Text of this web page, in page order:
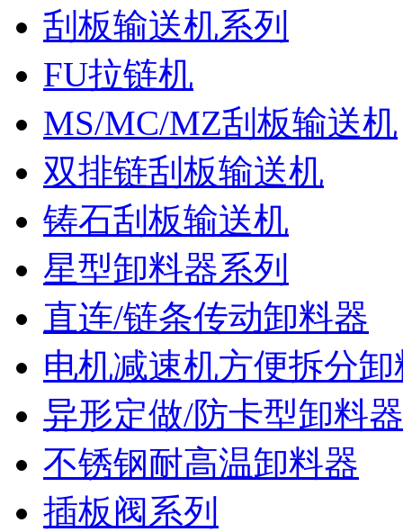
刮板输送机系列
FU拉链机
MS/MC/MZ刮板输送机
双排链刮板输送机
铸石刮板输送机
星型卸料器系列
直连/链条传动卸料器
电机减速机方便拆分卸
异形定做/防卡型卸料器
不锈钢耐高温卸料器
插板阀系列